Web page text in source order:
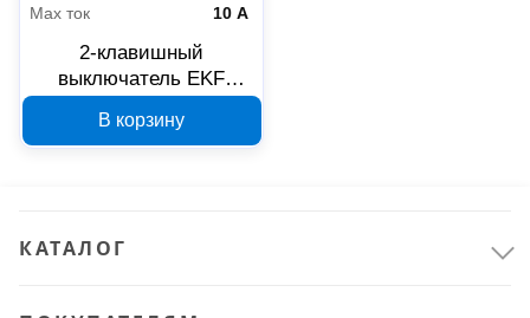
Max ток
10 А
2-клавишный
выключатель EKF
EQR16-023-30-54
В корзину
КАТАЛОГ